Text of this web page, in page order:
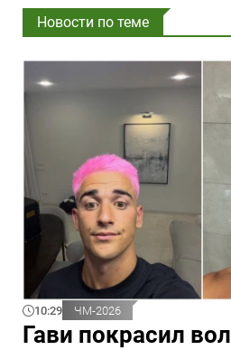
Новости по теме
10:29 ЧМ-2026
Гави покрасил